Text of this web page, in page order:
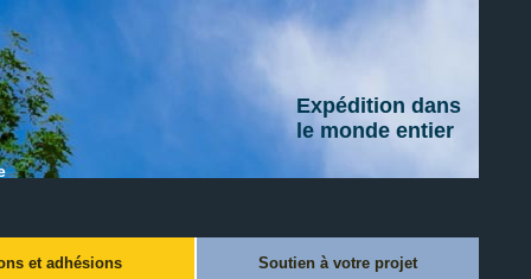
Expédition dans
le monde entier
et adhésions Soutien à votre projet